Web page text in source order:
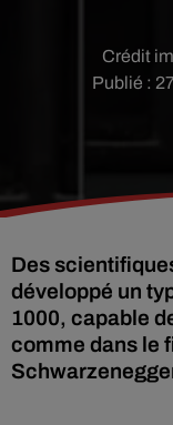
Publié :
Crédit
Des
développé un
1000, capable
comme dans le